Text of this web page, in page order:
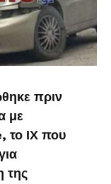
πριν
με
το ΙΧ που
της